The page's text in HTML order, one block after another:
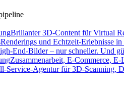
Brillanter 3D-Content für Virtual
Renderings und Echtzeit-Erlebnisse
End-Bilder – nur schneller. Und
Zusammenarbeit, E-Commerce,
Service-Agentur für 3D-Scanning,